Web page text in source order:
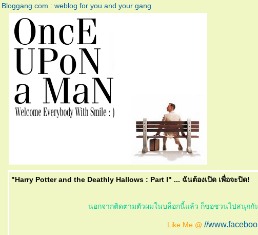
Bloggang.com : weblog for you and your gang
"Harry Potter and the Deathly Hallows : Part I" ... ฉันต้องเปิด เพื่อจะปิด!
นอกจากติดตามตัวผมในบล็อกนี้แล้ว ก็ขอชวนไปสนุกกั
Like Me @ //